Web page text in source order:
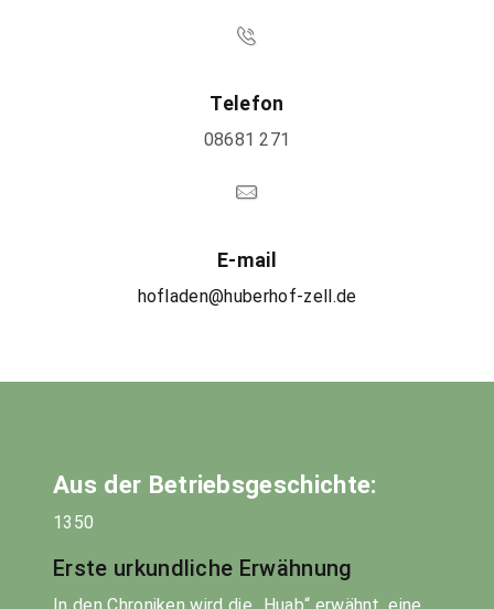
Telefon
08681 271
E-mail
hofladen@huberhof-zell.de
Aus der Betriebsgeschichte:
1350
Erste urkundliche Erwähnung